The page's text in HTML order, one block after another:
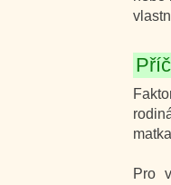
Pro